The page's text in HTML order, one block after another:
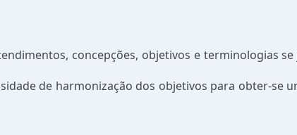
concepções, objetivos e terminologias
de harmonização dos objetivos para obter-se